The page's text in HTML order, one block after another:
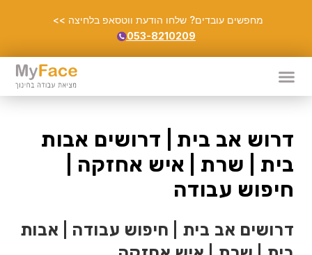
מחפשים עובדים? שלחו הודעת ווטסאפ בלחיצה >>
053-8210209
דרוש אב בית | דרושים אבות
בית | שרת | איש אחזקה |
חיפוש עבודה
דרושים אב בית | חיפוש עבודה | אבות